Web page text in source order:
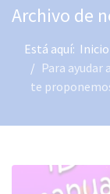
Archivo de
Está aquí: Inicio
Para ayudar
te